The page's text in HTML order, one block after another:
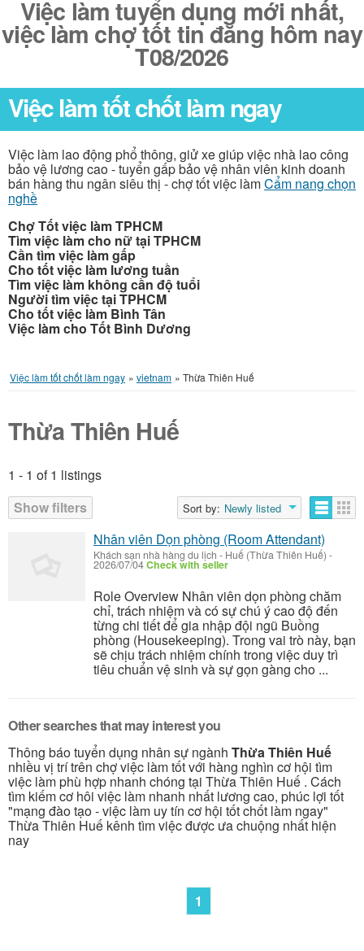
Việc làm tuyển dụng mới nhất,
việc làm chợ tốt tin đăng hôm nay
T08/2026
Việc làm tốt chốt làm ngay
Việc làm lao động phổ thông, giử xe giúp việc nhà lao công
bảo vệ lương cao - tuyển gấp bảo vệ nhân viên kinh doanh
bán hàng thu ngân siêu thị - chợ tốt việc làmCẩm nang chọn
nghề
Chợ Tốt việc làm TPHCM
Tìm việc làm cho nữ tại TPHCM
Cần tìm việc làm gấp
Cho tốt việc làm lương tuần
Tìm việc làm không cần độ tuổi
Người tìm việc tại TPHCM
Cho tốt việc làm Bình Tân
Việc làm cho Tốt Bình Dương
Việc làm tốt chốt làm ngay » vietnam » Thừa Thiên Huế
Thừa Thiên Huế
1 - 1 of 1 listings
Show filters
Sort by: Newly listed
Listings
Nhân viên Dọn phòng (Room Attendant)
Khách sạn nhà hàng du lịch - Huế (Thừa Thiên Huế) -
2026/07/04Check with seller
Role Overview Nhân viên dọn phòng chăm
chỉ, trách nhiệm và có sự chú ý cao độ đến
từng chi tiết để gia nhập đội ngũ Buồng
phòng (Housekeeping). Trong vai trò này, bạn
sẽ chịu trách nhiệm chính trong việc duy trì
tiêu chuẩn vệ sinh và sự gọn gàng cho ...
Other searches that may interest you
Thông báo tuyển dụng nhân sự ngành Thừa Thiên Huế
nhiều vị trí trên chợ việc làm tốt với hàng nghìn cơ hội tìm
việc làm phù hợp nhanh chóng tại Thừa Thiên Huế . Cách
tìm kiếm cơ hôi việc làm nhanh nhất lương cao, phúc lợi tốt
"mạng đào tạo - việc làm uy tín cơ hội tốt chốt làm ngay"
Thừa Thiên Huế kênh tìm việc được ưa chuộng nhất hiện
nay
1